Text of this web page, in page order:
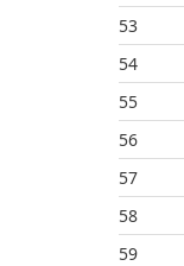
53
54
55
56
57
58
59